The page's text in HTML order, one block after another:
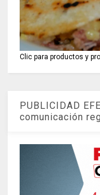
Clic para productos y
PUBLICIDAD
comunicación